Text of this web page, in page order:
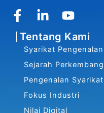
F
a
c
e
b
o
o
k
L
n
k
e
d
i
n
Y
u
t
u
b
e
Tentang Kami
Syarikat Pengenalan
Sejarah
Pengenalan Syarikat
Fokus Industri
Nilai Digital